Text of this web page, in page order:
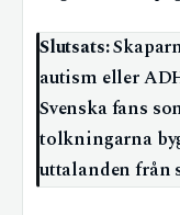
Slutsats:
autism eller
Svenska fans
tolkningarna
uttalanden från